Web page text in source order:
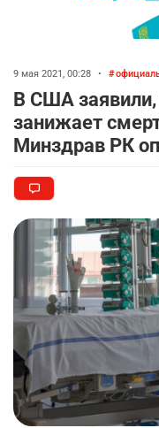
9 мая 2021, 00:28 •
В США заявили,
занижает
Минздрав РК